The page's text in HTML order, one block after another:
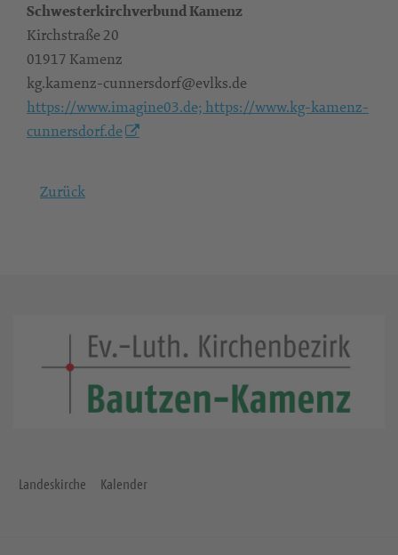
Schwesterkirchverbund Kamenz
Kirchstraße 20
01917 Kamenz
kg.kamenz-cunnersdorf@evlks.de
https://www.imagine03.de; https://www.kg-kamenz-
cunnersdorf.de
Zurück
Landeskirche Kalender